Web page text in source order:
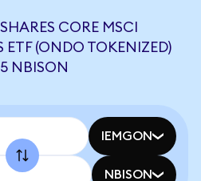
CORE MSCI
ETF (ONDO TOKENIZED)
NBISON
IEMGON
NBISON